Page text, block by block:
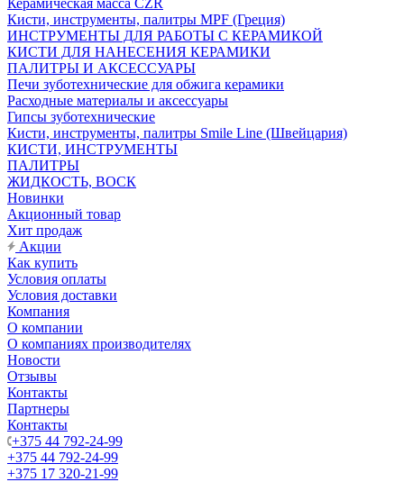
Керамическая масса CZR
Кисти, инструменты, палитры MPF (Греция)
ИНСТРУМЕНТЫ ДЛЯ РАБОТЫ С КЕРАМИКОЙ
КИСТИ ДЛЯ НАНЕСЕНИЯ КЕРАМИКИ
ПАЛИТРЫ И АКСЕССУАРЫ
Печи зуботехнические для обжига керамики
Расходные материалы и аксессуары
Гипсы зуботехнические
Кисти, инструменты, палитры Smile Line (Швейцария)
КИСТИ, ИНСТРУМЕНТЫ
ПАЛИТРЫ
ЖИДКОСТЬ, ВОСК
Новинки
Акционный товар
Хит продаж
Акции
Как купить
Условия оплаты
Условия доставки
Компания
О компании
О компаниях производителях
Новости
Отзывы
Контакты
Партнеры
Контакты
+375 44 792-24-99
+375 44 792-24-99
+375 17 320-21-99